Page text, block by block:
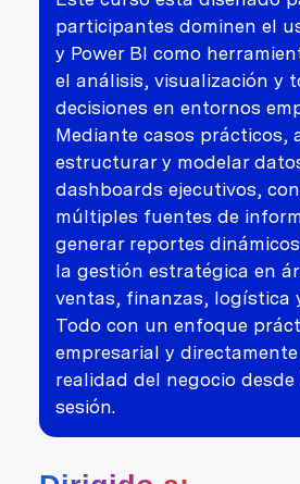
participantes dominen el
y Power BI como
el análisis, visualización y
decisiones en entornos
Mediante casos prácticos,
estructurar y modelar
dashboards ejecutivos,
múltiples fuentes de
generar reportes
la gestión estratégica en
ventas, finanzas, logística
Todo con un enfoque
empresarial y
realidad del negocio
sesión.